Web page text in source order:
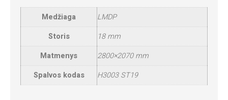
Medžiaga
LMDP
Storis
18 mm
Matmenys
2800×2070 mm
Spalvos kodas
H3003 ST19